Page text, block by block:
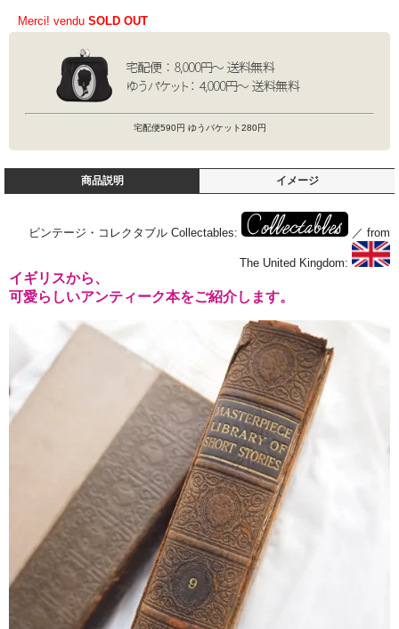
Merci! vendu SOLD OUT
宅配便590円 ゆうパケット280円
商品説明 イメージ
ビンテージ・コレクタブル Collectables: ／ from
The United Kingdom:
イギリスから、
可愛らしいアンティーク本をご紹介します。